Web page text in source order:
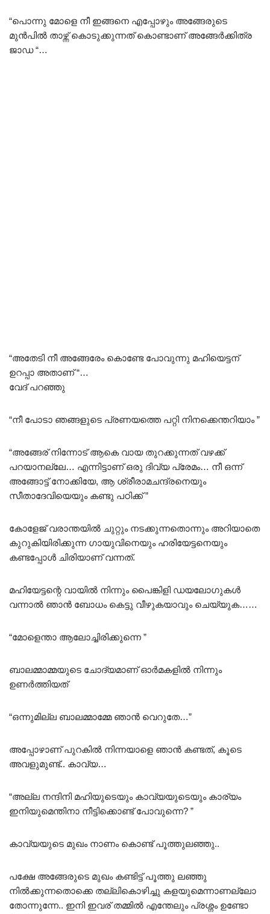
“പൊന്നു മോളെ നീ ഇങ്ങനെ എപ്പോഴും അങ്ങേരുടെ
മുൻപിൽ താഴ്ന്ന് കൊടുക്കുന്നത് കൊണ്ടാണ് അങ്ങേർക്കിത്ര
ജാഡ “…
“അതേടി നീ അങ്ങേരേം കൊണ്ടേ പോവുന്നു മഹിയെട്ടന്
ഉറപ്പാ അതാണ് “…
വേദ് പറഞ്ഞു
“നീ പോടാ ഞങ്ങളുടെ പ്രണയത്തെ പറ്റി നിനക്കെന്തറിയാം ”
“അങ്ങേര് നിന്നോട് ആകെ വായ തുറക്കുന്നത് വഴക്ക്
പറയാനല്ലേ… എന്നിട്ടാണ് ഒരു ദിവ്യ പ്രേമം… നീ ഒന്ന്
അങ്ങോട്ട് നോക്കിയേ, ആ ശ്രീരാമചന്ദ്രനെയും
സീതാദേവിയെയും കണ്ടു പഠിക്ക് ”
കോളേജ് വരാന്തയിൽ ചുറ്റും നടക്കുന്നതൊന്നും അറിയാതെ
കുറുകിയിരിക്കുന്ന ഗായുവിനെയും ഹരിയേട്ടനെയും
കണ്ടപ്പോൾ ചിരിയാണ് വന്നത്.
മഹിയേട്ടന്റെ വായിൽ നിന്നും പൈങ്കിളി ഡയലോഗുകൾ
വന്നാൽ ഞാൻ ബോധം കെട്ടു വീഴുകയാവും ചെയ്യുക……
“മോളെന്താ ആലോച്ചിരിക്കുന്നെ ”
ബാലമ്മാമ്മയുടെ ചോദ്യമാണ് ഓർമകളിൽ നിന്നും
ഉണർത്തിയത്
“ഒന്നുമില്ല ബാലമ്മാമ്മേ ഞാൻ വെറുതേ…”
അപ്പോഴാണ് പുറകിൽ നിന്നയാളെ ഞാൻ കണ്ടത്, കൂടെ
അവളുമുണ്ട്.. കാവ്യ…
“അല്ല നന്ദിനി മഹിയുടെയും കാവ്യയുടെയും കാര്യം
ഇനിയുമെന്തിനാ നീട്ടിക്കൊണ്ട് പോവുന്നെ? ”
കാവ്യയുടെ മുഖം നാണം കൊണ്ട് പൂത്തുലഞ്ഞു..
പക്ഷേ അങ്ങേരുടെ മുഖം കണ്ടിട്ട് പൂത്തു ലഞ്ഞു
നിൽക്കുന്നതൊക്കെ തല്ലികൊഴിച്ചു കളയുമെന്നാണല്ലോ
തോന്നുന്നേ.. ഇനി ഇവര് തമ്മിൽ എന്തേലും പ്രശ്നം ഉണ്ടോ